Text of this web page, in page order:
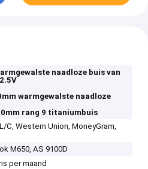
naadloze buis van
warmgewalste naadloze
rang 9 titaniumbuis
C, Western Union, MoneyGram,
M650, AS 9100D
per maand